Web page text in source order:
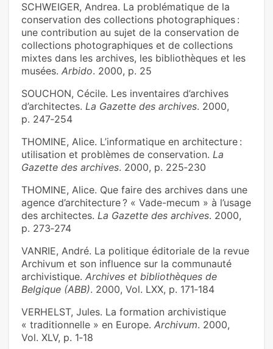
SCHWEIGER, Andrea. La problématique de la
conservation des collections photographiques :
une contribution au sujet de la conservation de
collections photographiques et de collections
mixtes dans les archives, les bibliothèques et les
musées. Arbido. 2000, p. 25
SOUCHON, Cécile. Les inventaires d’archives
d’architectes. La Gazette des archives. 2000,
p. 247‑254
THOMINE, Alice. L’informatique en architecture :
utilisation et problèmes de conservation. La
Gazette des archives. 2000, p. 225‑230
THOMINE, Alice. Que faire des archives dans une
agence d’architecture ? « Vade-mecum » à l’usage
des architectes. La Gazette des archives. 2000,
p. 273‑274
VANRIE, André. La politique éditoriale de la revue
Archivum et son influence sur la communauté
archivistique. Archives et bibliothèques de
Belgique (ABB). 2000, Vol. LXX, p. 171‑184
VERHELST, Jules. La formation archivistique
« traditionnelle » en Europe. Archivum. 2000,
Vol. XLV, p. 1‑18